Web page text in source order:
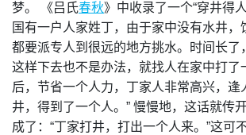
梦。 《吕氏春秋》中收录了一个“穿井得
国有一户人家姓丁，由于家中没有水井，
都要派专人到很远的地方挑水。时间长了
这样下去也不是办法，就找人在家中打了
后，节省一个人力，丁家人非常高兴，逢
井，得到了一个人。” 慢慢地，这话就传
成了：“丁家打井，打出一个人来。”这可